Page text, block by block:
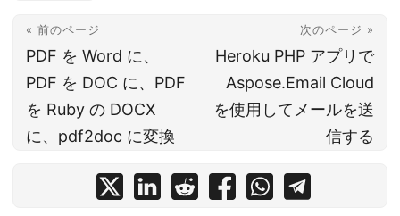
« 前のページ
PDF を Word に、
PDF を DOC に、PDF
を Ruby の DOCX
に、pdf2doc に変換
次のページ »
Heroku PHP アプリで
Aspose.Email Cloud
を使用してメールを送
信する